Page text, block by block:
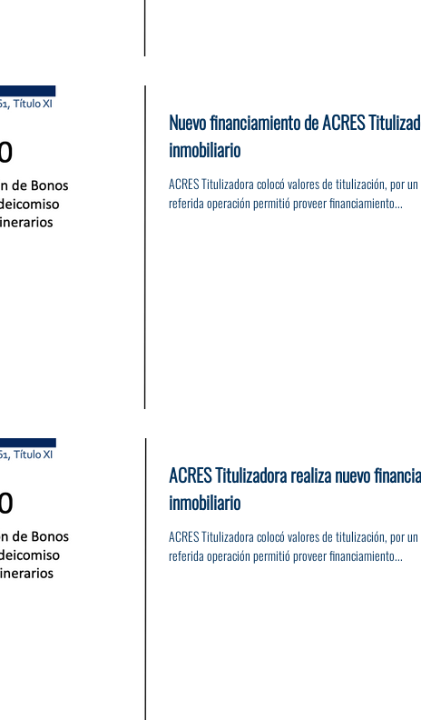
Nuevo financiamiento de ACRES
inmobiliario
ACRES Titulizadora colocó valores de titulización, por
referida operación permitió proveer financiamiento...
ACRES Titulizadora realiza nuevo
inmobiliario
ACRES Titulizadora colocó valores de titulización, por
referida operación permitió proveer financiamiento...